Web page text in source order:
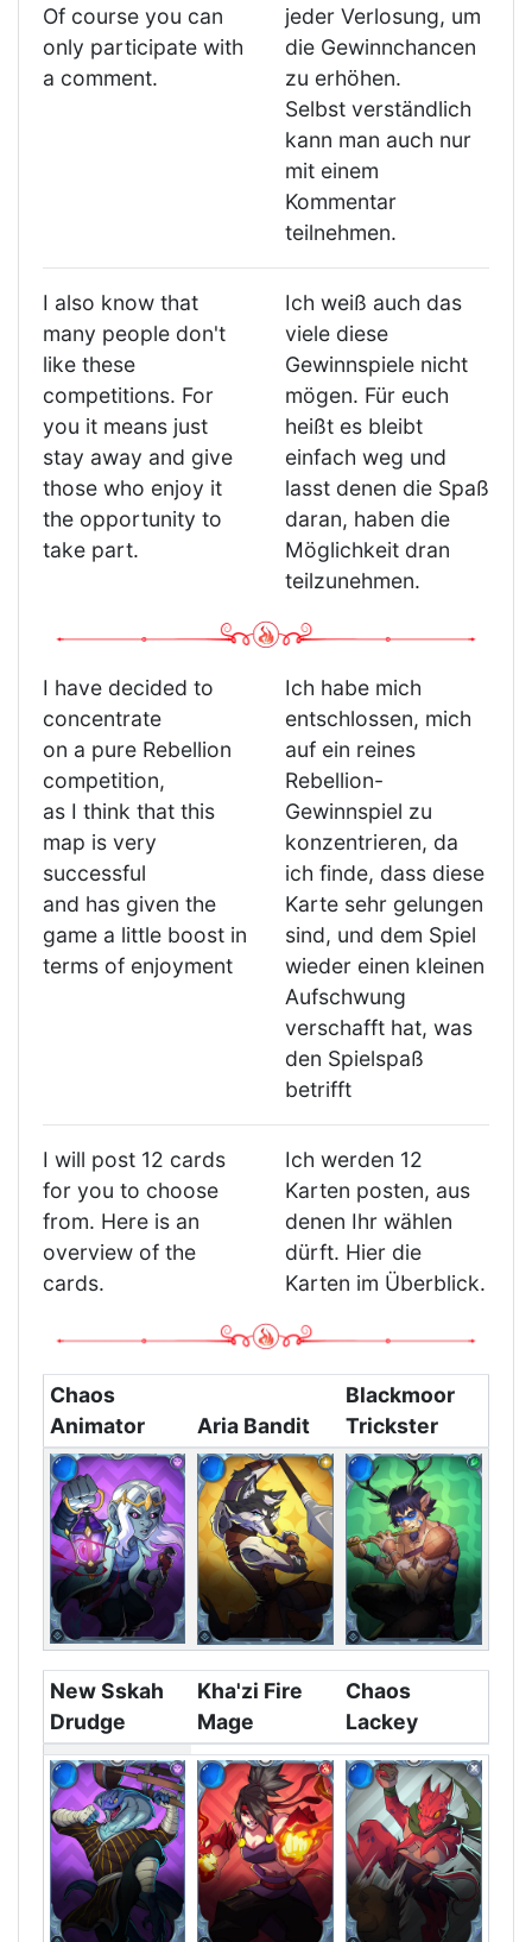
Of course you can
only participate with
a comment.
jeder Verlosung, um
die Gewinnchancen
zu erhöhen.
Selbst verständlich
kann man auch nur
mit einem
Kommentar
teilnehmen.
I also know that
many people don't
like these
competitions. For
you it means just
stay away and give
those who enjoy it
the opportunity to
take part.
Ich weiß auch das
viele diese
Gewinnspiele nicht
mögen. Für euch
heißt es bleibt
einfach weg und
lasst denen die Spaß
daran, haben die
Möglichkeit dran
teilzunehmen.
I have decided to
concentrate
on a pure Rebellion
competition,
as I think that this
map is very
successful
and has given the
game a little boost in
terms of enjoyment
Ich habe mich
entschlossen, mich
auf ein reines
Rebellion-
Gewinnspiel zu
konzentrieren, da
ich finde, dass diese
Karte sehr gelungen
sind, und dem Spiel
wieder einen kleinen
Aufschwung
verschafft hat, was
den Spielspaß
betrifft
I will post 12 cards
for you to choose
from. Here is an
overview of the
cards.
Ich werden 12
Karten posten, aus
denen Ihr wählen
dürft. Hier die
Karten im Überblick.
Chaos
Animator
Aria Bandit
Blackmoor
Trickster
New Sskah
Drudge
Kha'zi Fire
Mage
Chaos
Lackey